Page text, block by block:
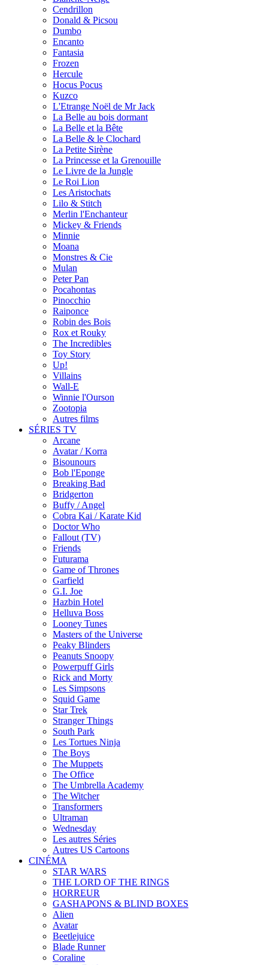
Cendrillon
Donald & Picsou
Dumbo
Encanto
Fantasia
Frozen
Hercule
Hocus Pocus
Kuzco
L'Etrange Noël de Mr Jack
La Belle au bois dormant
La Belle et la Bête
La Belle & le Clochard
La Petite Sirène
La Princesse et la Grenouille
Le Livre de la Jungle
Le Roi Lion
Les Aristochats
Lilo & Stitch
Merlin l'Enchanteur
Mickey & Friends
Minnie
Moana
Monstres & Cie
Mulan
Peter Pan
Pocahontas
Pinocchio
Raiponce
Robin des Bois
Rox et Rouky
The Incredibles
Toy Story
Up!
Villains
Wall-E
Winnie l'Ourson
Zootopia
Autres films
SÉRIES TV
Arcane
Avatar / Korra
Bisounours
Bob l'Eponge
Breaking Bad
Bridgerton
Buffy / Angel
Cobra Kai / Karate Kid
Doctor Who
Fallout (TV)
Friends
Futurama
Game of Thrones
Garfield
G.I. Joe
Hazbin Hotel
Helluva Boss
Looney Tunes
Masters of the Universe
Peaky Blinders
Peanuts Snoopy
Powerpuff Girls
Rick and Morty
Les Simpsons
Squid Game
Star Trek
Stranger Things
South Park
Les Tortues Ninja
The Boys
The Muppets
The Office
The Umbrella Academy
The Witcher
Transformers
Ultraman
Wednesday
Les autres Séries
Autres US Cartoons
CINÉMA
STAR WARS
THE LORD OF THE RINGS
HORREUR
GASHAPONS & BLIND BOXES
Alien
Avatar
Beetlejuice
Blade Runner
Coraline